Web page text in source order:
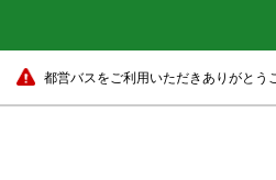
都営バスをご利用いただきありがとう